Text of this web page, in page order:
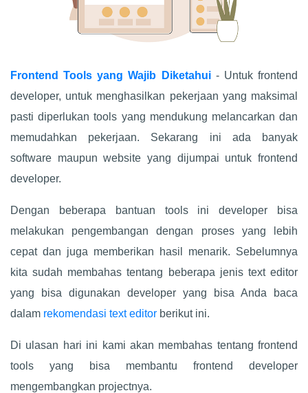
Frontend Tools yang Wajib Diketahui - Untuk frontend
developer, untuk menghasilkan pekerjaan yang maksimal
pasti diperlukan tools yang mendukung melancarkan dan
memudahkan pekerjaan. Sekarang ini ada banyak
software maupun website yang dijumpai untuk frontend
developer.
Dengan beberapa bantuan tools ini developer bisa
melakukan pengembangan dengan proses yang lebih
cepat dan juga memberikan hasil menarik. Sebelumnya
kita sudah membahas tentang beberapa jenis text editor
yang bisa digunakan developer yang bisa Anda baca
dalam rekomendasi text editor berikut ini.
Di ulasan hari ini kami akan membahas tentang frontend
tools yang bisa membantu frontend developer
mengembangkan projectnya.